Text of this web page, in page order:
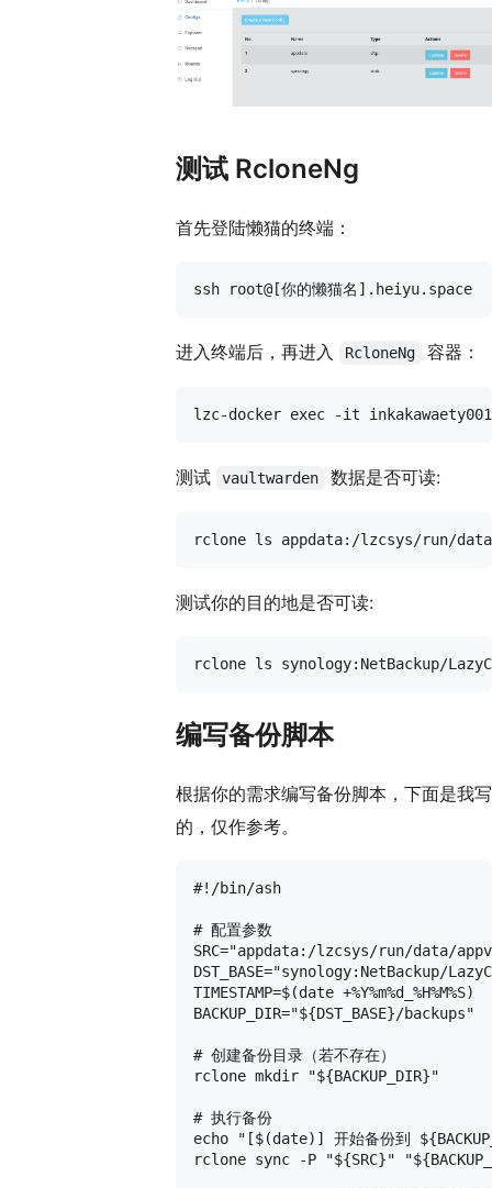
测试 RcloneNg
首先登陆懒猫的终端：
进入终端后，再进入 RcloneNg 容器：
测试 vaultwarden 数据是否可读:
测试你的目的地是否可读:
编写备份脚本
根据你的需求编写备份脚本，下面是我写
的，仅作参考。
#!/bin/ash
# 配置参数
SRC="appdata:/lzcsys/run/data/
DST_BASE="synology:NetBackup/
TIMESTAMP=$(date +%Y%m%d_%H%M%S)
BACKUP_DIR="${DST_BASE}/backups"
# 创建备份目录（若不存在）
rclone mkdir "${BACKUP_DIR}"
# 执行备份
echo "[$(date)] 开始备份到
rclone sync -P "${SRC}"